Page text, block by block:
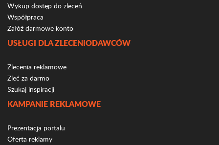
Wykup dostęp do zleceń
Współpraca
Załóż darmowe konto
USŁUGI DLA ZLECENIODAWCÓW
Zlecenia reklamowe
Zleć za darmo
Szukaj inspiracji
KAMPANIE REKLAMOWE
Prezentacja portalu
Oferta reklamy